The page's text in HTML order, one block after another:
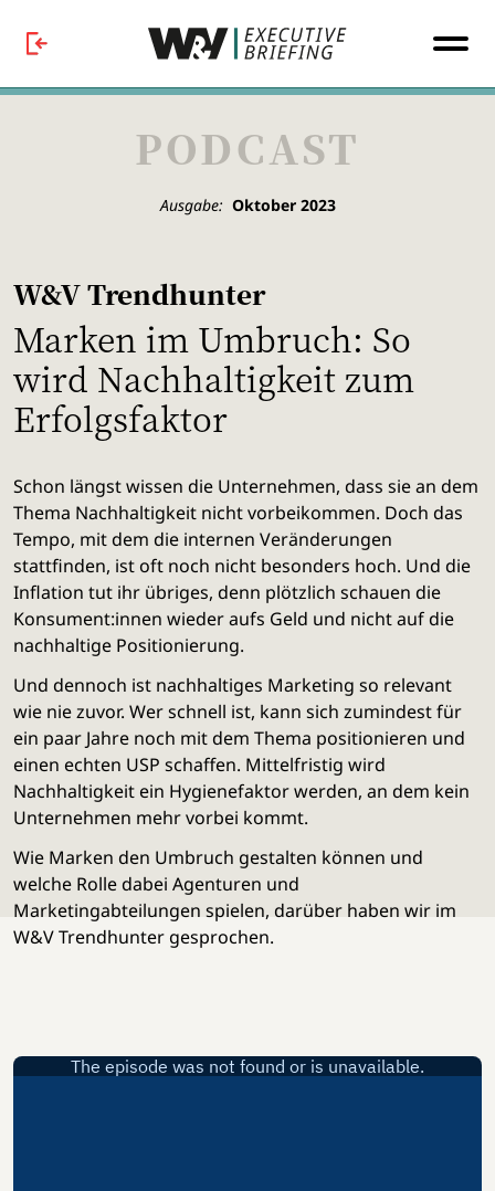
PODCAST
Ausgabe: Oktober 2023
W&V Trendhunter
Marken im Umbruch: So
wird Nachhaltigkeit zum
Erfolgsfaktor
Schon längst wissen die Unternehmen, dass sie an dem
Thema Nachhaltigkeit nicht vorbeikommen. Doch das
Tempo, mit dem die internen Veränderungen
stattfinden, ist oft noch nicht besonders hoch. Und die
Inflation tut ihr übriges, denn plötzlich schauen die
Konsument:innen wieder aufs Geld und nicht auf die
nachhaltige Positionierung.
Und dennoch ist nachhaltiges Marketing so relevant
wie nie zuvor. Wer schnell ist, kann sich zumindest für
ein paar Jahre noch mit dem Thema positionieren und
einen echten USP schaffen. Mittelfristig wird
Nachhaltigkeit ein Hygienefaktor werden, an dem kein
Unternehmen mehr vorbei kommt.
Wie Marken den Umbruch gestalten können und
welche Rolle dabei Agenturen und
Marketingabteilungen spielen, darüber haben wir im
W&V Trendhunter gesprochen.